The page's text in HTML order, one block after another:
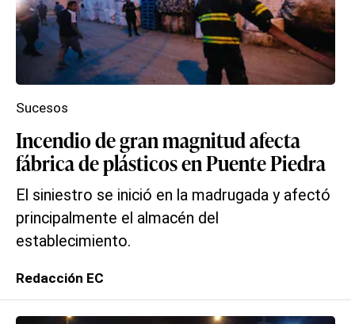
Incendio de gran magnitud afecta
fábrica de plásticos en Puente Piedra
El siniestro se inició en la madrugada y afectó
principalmente el almacén del
establecimiento.
Sucesos
Redacción EC